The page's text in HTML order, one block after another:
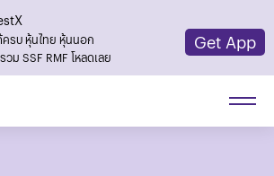
ครบ หุ้นไทย หุ้นนอก
ม SSF RMF โหลดเลย
Get App